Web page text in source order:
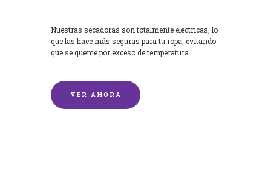
Nuestras secadoras son totalmente eléctricas, lo
que las hace más seguras para tu ropa, evitando
que se queme por exceso de temperatura.
VER AHORA